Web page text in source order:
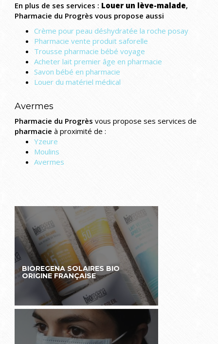
En plus de ses services : Louer un lève-malade,
Pharmacie du Progrès vous propose aussi
Crème pour peau déshydratée la roche posay
Pharmacie vente produit saforelle
Trousse pharmacie bébé voyage
Acheter lait premier âge en pharmacie
Savon bébé en pharmacie
Louer du matériel médical
Avermes
Pharmacie du Progrès vous propose ses services de
pharmacie à proximité de :
Yzeure
Moulins
Avermes
BIOREGENA SOLAIRES BIO
ORIGINE FRANÇAISE